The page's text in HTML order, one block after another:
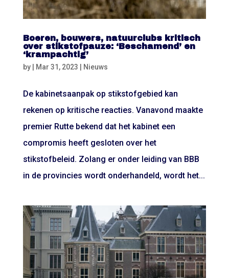
Boeren, bouwers, natuurclubs kritisch
over stikstofpauze: ‘Beschamend’ en
‘krampachtig’
by Mar 31, 2023 Nieuws
De kabinetsaanpak op stikstofgebied kan
rekenen op kritische reacties. Vanavond maakte
premier Rutte bekend dat het kabinet een
compromis heeft gesloten over het
stikstofbeleid. Zolang er onder leiding van BBB
in de provincies wordt onderhandeld, wordt het...